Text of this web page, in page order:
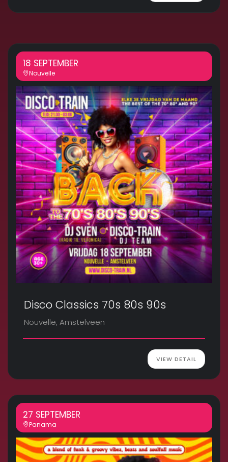
18 SEPTEMBER
Nouvelle
Disco Classics 70s 80s 90s
Nouvelle, Amstelveen
VIEW DETAIL
27 SEPTEMBER
Panama